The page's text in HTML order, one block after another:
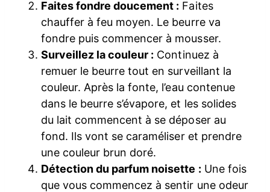
Faites fondre doucement : Faites
chauffer à feu moyen. Le beurre va
fondre puis commencer à mousser.
Surveillez la couleur : Continuez à
remuer le beurre tout en surveillant la
couleur. Après la fonte, l’eau contenue
dans le beurre s’évapore, et les solides
du lait commencent à se déposer au
fond. Ils vont se caraméliser et prendre
une couleur brun doré.
Détection du parfum noisette : Une fois
que vous commencez à sentir une odeur